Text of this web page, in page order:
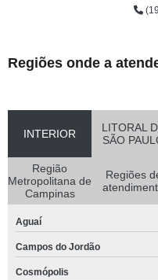
Regiões onde a
INTERIOR
LITORAL
SÃO
Região
Metropolitana de
Campinas
Regiões
Aguaí
Campos do Jordão
Cosmópolis